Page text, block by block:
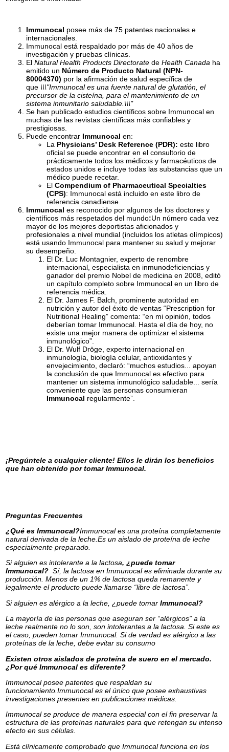
Immunocal posee más de 75 patentes nacionales e
internacionales.
Immunocal está respaldado por más de 40 años de
investigación y pruebas clínicas.
ElNatural Health Products Directorate deHealth Canada ha
emitido un Número de Producto Natural (NPN-
80004370) por la afirmación de salud específica de
que \\\"Immunocal es una fuente natural de glutatión, el
precursor de la cisteína, para el mantenimiento de un
sistema inmunitario saludable.\\\"
Se han publicado estudios científicos sobre Immunocal en
muchas de las revistas científicas más confiables y
prestigiosas.
Puede encontrar Immunocalen:
La Physicians’ Desk Reference (PDR): este libro
oficial se puede encontrar en el consultorio de
prácticamente todos los médicos y farmacéuticos de
estados unidos e incluye todas las substancias que un
médico puede recetar.
ElCompendium of Pharmaceutical Specialties
(CPS): Immunocal está incluido en este libro de
referencia canadiense.
Immunocales reconocido por algunos de los doctores y
científicos más respetados del mundo:Un número cada vez
mayor de los mejores deportistas aficionados y
profesionales a nivel mundial (incluidos los atletas olímpicos)
está usando Immunocal para mantener su salud y mejorar
su desempeño.
El Dr. Luc Montagnier, experto de renombre
internacional, especialista en inmunodeficiencias y
ganador del premio Nobel de medicina en 2008, editó
un capítulo completo sobre Immunocal en un libro de
referencia médica.
El Dr. James F. Balch, prominente autoridad en
nutrición y autor del éxito de ventas “Prescription for
Nutritional Healing” comenta: “en mi opinión, todos
deberían tomar Immunocal. Hasta el día de hoy, no
existe una mejor manera de optimizar el sistema
inmunológico”.
El Dr. Wulf Dröge, experto internacional en
inmunología, biología celular, antioxidantes y
envejecimiento, declaró: “muchos estudios... apoyan
la conclusión de que Immunocal es efectivo para
mantener un sistema inmunológico saludable... sería
conveniente que las personas consumieran
Immunocal regularmente”.
¡Pregúntele a cualquier cliente! Ellos le dirán los beneficios
que han obtenido por tomar Immunocal.
Preguntas Frecuentes
¿Qué es Immunocal?Immunocal es una proteína completamente
natural derivada de la leche.Es un aislado de proteína de leche
especialmente preparado.
Si alguien es intolerante a la lactosa, ¿puede tomar
Immunocal?Sí, la lactosa en Immunocal es eliminada durante su
producción. Menos de un 1% de lactosa queda remanente y
legalmente el producto puede llamarse “libre de lactosa”.
Si alguien es alérgico a la leche, ¿puede tomar Immunocal?
La mayoría de las personas que aseguran ser “alérgicos” a la
leche realmente no lo son, son intolerantes a la lactosa. Si este es
el caso, pueden tomar Immunocal. Si de verdad es alérgico a las
proteínas de la leche, debe evitar su consumo
Existen otros aislados de proteína de suero en el mercado.
¿Por qué Immunocal es diferente?
Immunocal posee patentes que respaldan su
funcionamiento.Immunocal es el único que posee exhaustivas
investigaciones presentes en publicaciones médicas.
Immunocal se produce de manera especial con el fin preservar la
estructura de las proteínas naturales para que retengan su intenso
efecto en sus células.
Está clínicamente comprobado que Immunocal funciona en los